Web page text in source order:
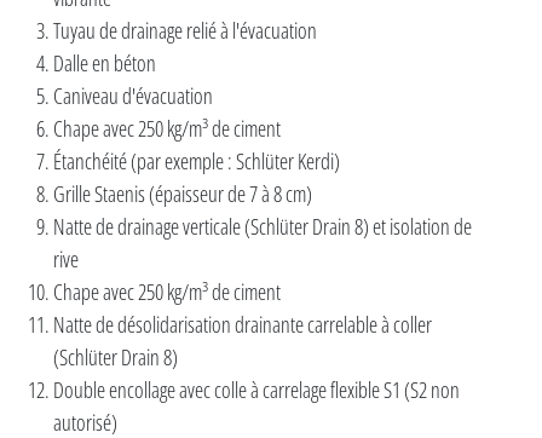
Tuyau de drainage relié à l'évacuation
Dalle en béton
Caniveau d'évacuation
Chape avec 250 kg/m³ de ciment
Étanchéité (par exemple : Schlüter Kerdi)
Grille Staenis (épaisseur de 7 à 8 cm)
Natte de drainage verticale (Schlüter Drain 8) et isolation de
rive
Chape avec 250 kg/m³ de ciment
Natte de désolidarisation drainante carrelable à coller
(Schlüter Drain 8)
Double encollage avec colle à carrelage flexible S1 (S2 non
autorisé)